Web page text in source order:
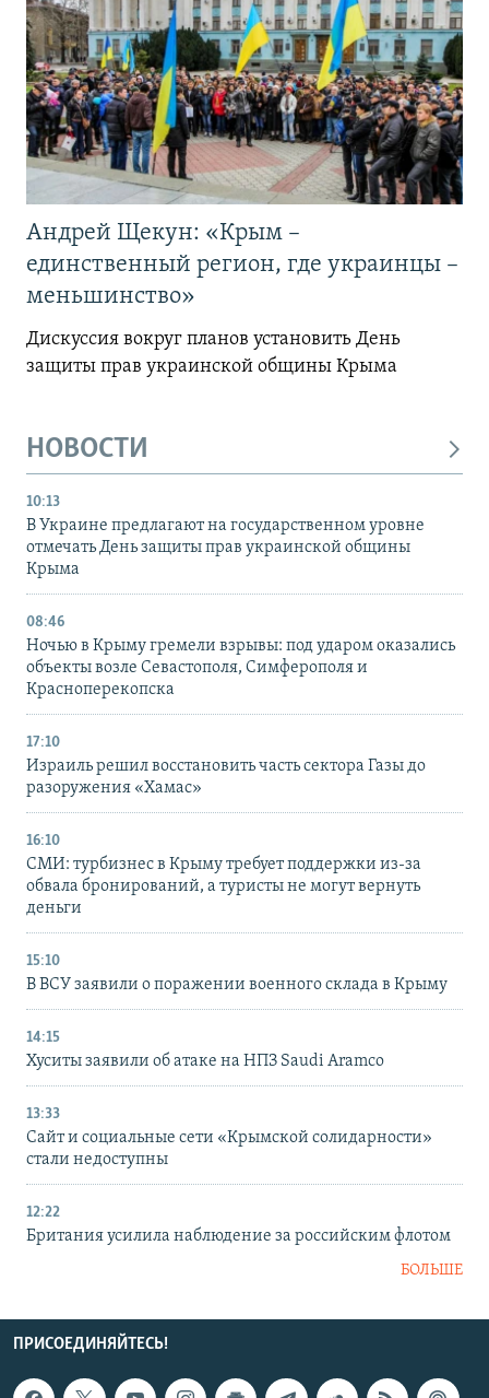
Андрей Щекун: «Крым –
единственный регион, где украинцы –
меньшинство»
Дискуссия вокруг планов установить День
защиты прав украинской общины Крыма
НОВОСТИ
10:13
В Украине предлагают на государственном уровне
отмечать День защиты прав украинской общины
Крыма
08:46
Ночью в Крыму гремели взрывы: под ударом оказались
объекты возле Севастополя, Симферополя и
Красноперекопска
17:10
Израиль решил восстановить часть сектора Газы до
разоружения «Хамас»
16:10
СМИ: турбизнес в Крыму требует поддержки из-за
обвала бронирований, а туристы не могут вернуть
деньги
15:10
В ВСУ заявили о поражении военного склада в Крыму
14:15
Хуситы заявили об атаке на НПЗ Saudi Aramco
13:33
Сайт и социальные сети «Крымской солидарности»
стали недоступны
12:22
Британия усилила наблюдение за российским флотом
БОЛЬШЕ
ПРИСОЕДИНЯЙТЕСЬ!